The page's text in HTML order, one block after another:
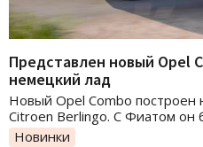
Представлен новый Opel
немецкий лад
Новый Opel Combo построен
Citroen Berlingo. С Фиатом он
Новинки